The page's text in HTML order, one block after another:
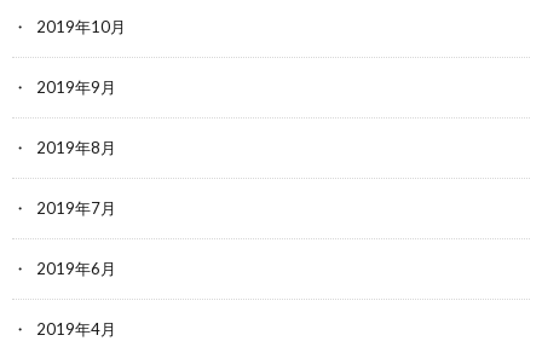
2019年10月
2019年9月
2019年8月
2019年7月
2019年6月
2019年4月